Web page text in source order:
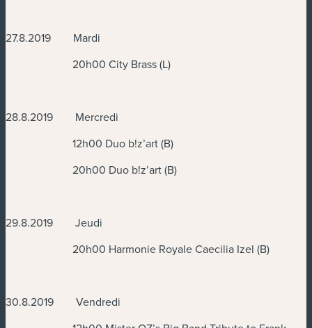
27.8.2019 Mardi
20h00 City Brass (L)
28.8.2019 Mercredi
12h00 Duo b!z’art (B)
20h00 Duo b!z’art (B)
29.8.2019 Jeudi
20h00 Harmonie Royale Caecilia Izel (B)
30.8.2019 Vendredi